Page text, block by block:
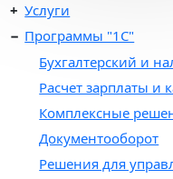
Услуги
Программы "1С"
Бухгалтерский и
Расчет зарплаты и
Комплексные
Документооборот
Решения для